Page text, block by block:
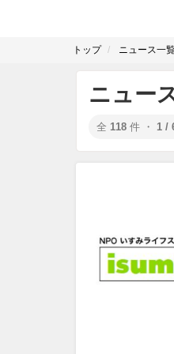
トップ ニュース一
ニュー
全 118 件 ・ 1 /